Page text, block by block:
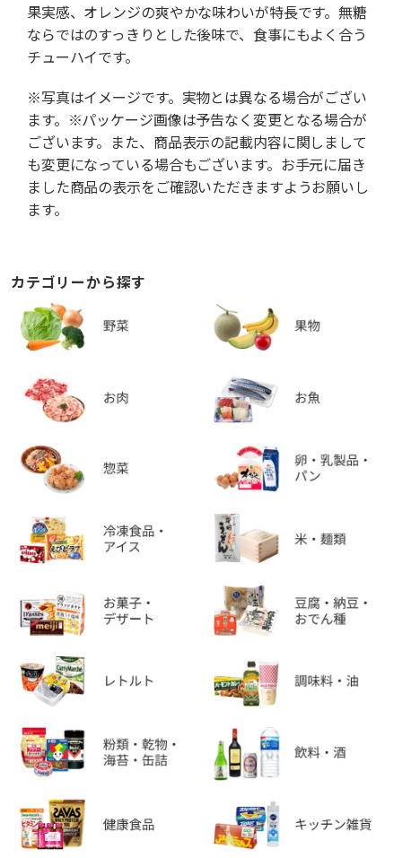
果実感、オレンジの爽やかな味わいが特長です。無糖
ならではのすっきりとした後味で、食事にもよく合う
チューハイです。
※写真はイメージです。実物とは異なる場合がござい
ます。※パッケージ画像は予告なく変更となる場合が
ございます。また、商品表示の記載内容に関しまして
も変更になっている場合もございます。お手元に届き
ました商品の表示をご確認いただきますようお願いし
ます。
カテゴリーから探す